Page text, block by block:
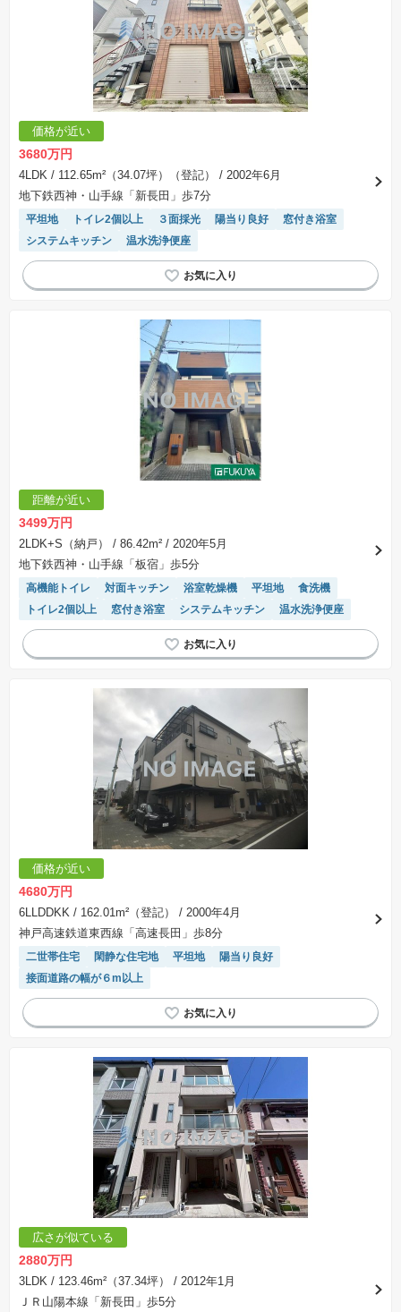
価格が近い
3680万円
4LDK / 112.65m²（34.07坪）（登記）
/ 2002年6月
地下鉄西神・山手線「新長田」歩7分
平坦地 トイレ2個以上 ３面採光 陽当り良好
窓付き浴室
システムキッチン
温水洗浄便座
距離が近い
3499万円
2LDK+S（納戸） / 86.42m² / 2020年5月
地下鉄西神・山手線「板宿」歩5分
高機能トイレ 対面キッチン 浴室乾燥機 平坦地
食洗機
トイレ2個以上
窓付き浴室 システムキッチン 温水洗浄便座
価格が近い
4680万円
6LLDDKK / 162.01m²（登記）
/ 2000年4月
神戸高速鉄道東西線「高速長田」歩8分
二世帯住宅 閑静な住宅地 平坦地
陽当り良好
接面道路の幅が６m以上
広さが似ている
2880万円
3LDK / 123.46m²（37.34坪）
/ 2012年1月
ＪＲ山陽本線「新長田」歩5分